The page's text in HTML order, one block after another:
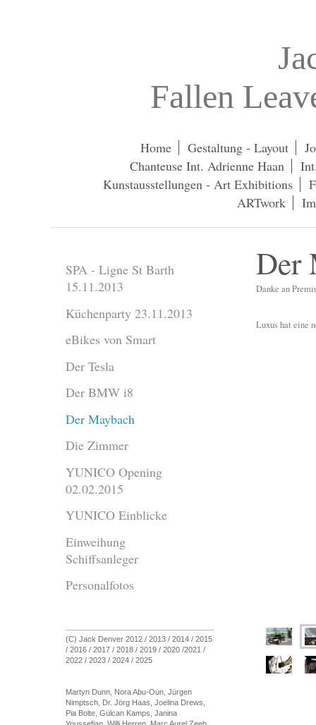
Fallen
Home Gestaltung - Layout
Chanteuse Int. Adrienne Haan
Kunstausstellungen - Art Exhibitions
ARTwork
Der
Danke an
Luxus hat eine
SPA - Ligne St Barth
15.11.2013
Küchenparty 23.11.2013
eBikes von Smart
Der Tesla
Der BMW i8
Der Maybach
Die Zimmer
YUNICO Opening
02.02.2015
YUNICO Einblicke
Einweihung
Schiffsanleger
Personalfotos
(C) Jack Denver 2012 / 2013 / 2014 / 2015
/ 2016 / 2017 / 2018 / 2019 / 2020 /2021 /
2022 / 2023 / 2024 / 2025
Martyn Dunn, Nora Abu-Oun, Jürgen
Nimptsch, Dr. Jörg Haas, Joelina Drews,
Pia Bolte, Gülcan Kamps, Janina